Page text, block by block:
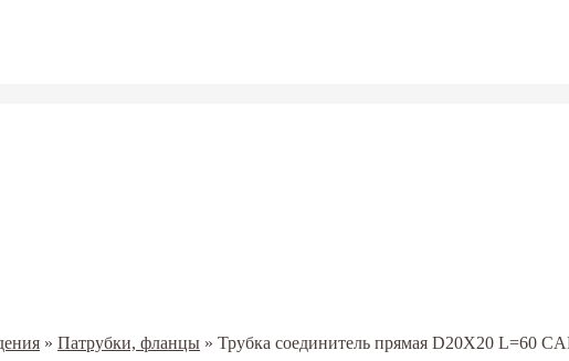
» Патрубки, фланцы » Трубка соединитель прямая D20X20 L=60